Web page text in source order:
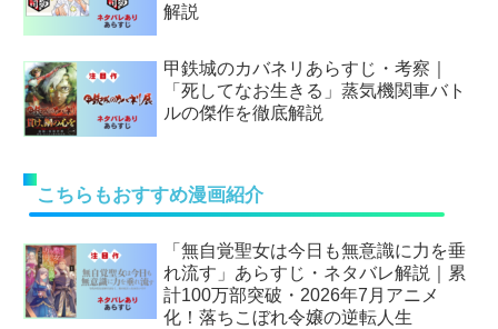
解説
甲鉄城のカバネリあらすじ・考察｜
「死してなお生きる」蒸気機関車バト
ルの傑作を徹底解説
こちらもおすすめ漫画紹介
「無自覚聖女は今日も無意識に力を垂
れ流す」あらすじ・ネタバレ解説｜累
計100万部突破・2026年7月アニメ
化！落ちこぼれ令嬢の逆転人生